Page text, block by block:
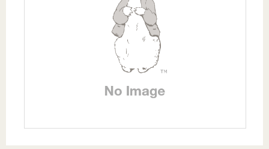
住宅ロー
ンシミュ
レーショ
ン
売却ガイ